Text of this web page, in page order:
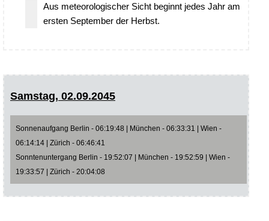
Aus meteorologischer Sicht beginnt jedes Jahr am
ersten September der Herbst.
Samstag, 02.09.2045
Sonnenaufgang Berlin - 06:19:48 | München - 06:33:31 | Wien -
06:14:14 | Zürich - 06:46:41
Sonntenuntergang Berlin - 19:52:07 | München - 19:52:59 | Wien -
19:33:57 | Zürich - 20:04:08